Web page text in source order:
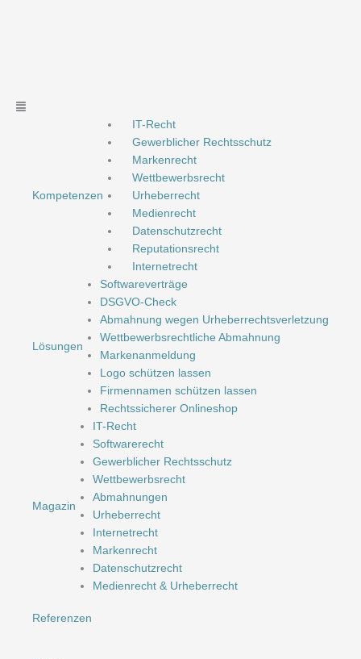
Main
Kompetenzen
IT-Recht
Gewerblicher Rechtsschutz
Markenrecht
Wettbewerbsrecht
Urheberrecht
Medienrecht
Datenschutzrecht
Reputationsrecht
Internetrecht
Lösungen
Softwareverträge
DSGVO-Check
Abmahnung wegen Urheberrechtsverletzung
Wettbewerbsrechtliche Abmahnung
Markenanmeldung
Logo schützen lassen
Firmennamen schützen lassen
Rechtssicherer Onlineshop
Magazin
IT-Recht
Softwarerecht
Gewerblicher Rechtsschutz
Wettbewerbsrecht
Abmahnungen
Urheberrecht
Internetrecht
Markenrecht
Datenschutzrecht
Medienrecht & Urheberrecht
Referenzen